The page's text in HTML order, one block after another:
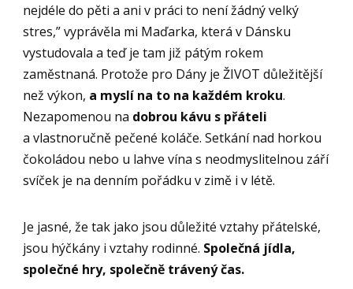
nejdéle do pěti a ani v práci to není žádný velký
stres,” vyprávěla mi Maďarka, která v Dánsku
vystudovala a teď je tam již pátým rokem
zaměstnaná. Protože pro Dány je ŽIVOT důležitější
než výkon, a myslí na to na každém kroku.
Nezapomenou na dobrou kávu s přáteli
a vlastnoručně pečené koláče. Setkání nad horkou
čokoládou nebo u lahve vína s neodmyslitelnou září
svíček je na denním pořádku v zimě i v létě.
Je jasné, že tak jako jsou důležité vztahy přátelské,
jsou hýčkány i vztahy rodinné. Společná jídla,
společné hry, společně trávený čas.